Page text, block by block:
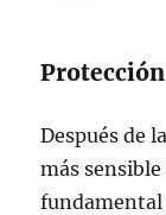
Después de
más sensible